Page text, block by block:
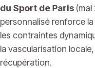
du Sport de Paris (mai
personnalisé renforce
les contraintes
la vascularisation
récupération.